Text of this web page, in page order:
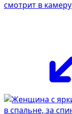
смотрит в камеру